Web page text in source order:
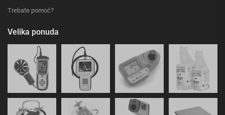
Trebate pomoć?
Velika ponuda